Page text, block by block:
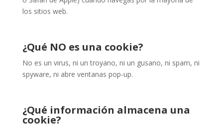
los sitios web.
¿Qué NO es una cookie?
No es un virus, ni un troyano, ni un gusano, ni spam, ni
spyware, ni abre ventanas pop-up.
¿Qué información almacena una
cookie?